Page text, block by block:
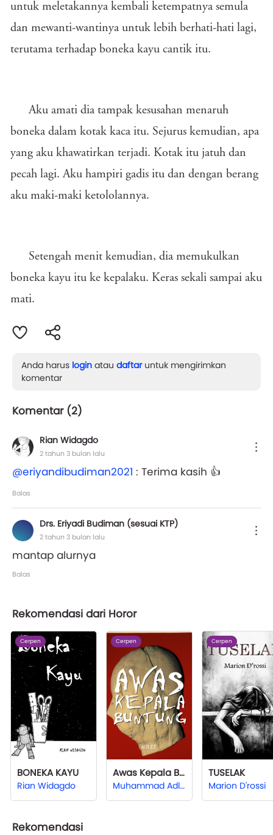
untuk meletakannya kembali ketempatnya semula
dan mewanti-wantinya untuk lebih berhati-hati lagi,
terutama terhadap boneka kayu cantik itu.
Aku amati dia tampak kesusahan menaruh
boneka dalam kotak kaca itu. Sejurus kemudian, apa
yang aku khawatirkan terjadi. Kotak itu jatuh dan
pecah lagi. Aku hampiri gadis itu dan dengan berang
aku maki-maki ketololannya.
Setengah menit kemudian, dia memukulkan
boneka kayu itu ke kepalaku. Keras sekali sampai aku
mati.
Anda harus login atau daftaruntuk mengirimkan
komentar
Komentar (2)
Rian Widagdo
2 tahun 3 bulan lalu
@eriyandibudiman2021 : Terima kasih 👍
Balas
Drs. Eriyadi Budiman (sesuai KTP)
2 tahun 3 bulan lalu
mantap alurnya
Balas
Rekomendasi dari Horor
Cerpen
BONEKA KAYU
Rian Widagdo
Cerpen
Awas Kepala Buntung
Muhammad Adli Zulkifli
Cerpen
TUSELAK
Marion D'rossi
Rekomendasi